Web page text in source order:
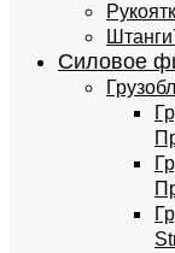
Штанги
Силовое